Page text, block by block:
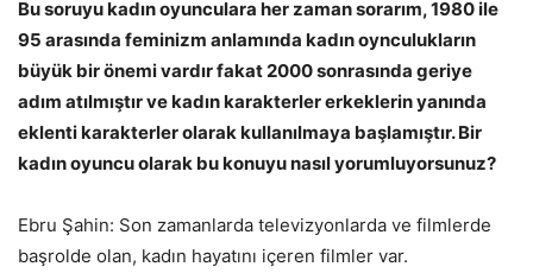
Bu soruyu kadın oyunculara her zaman sorarım, 1980 ile
95 arasında feminizm anlamında kadın oynculukların
büyük bir önemi vardır fakat 2000 sonrasında geriye
adım atılmıştır ve kadın karakterler erkeklerin yanında
eklenti karakterler olarak kullanılmaya başlamıştır. Bir
kadın oyuncu olarak bu konuyu nasıl yorumluyorsunuz?
Ebru Şahin: Son zamanlarda televizyonlarda ve filmlerde
başrolde olan, kadın hayatını içeren filmler var.